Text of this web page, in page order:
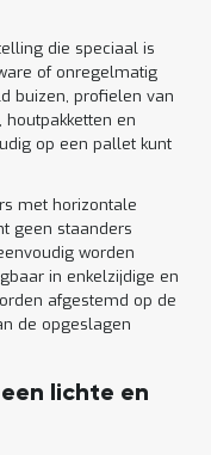
die speciaal is
of onregelmatig
buizen, profielen van
en
op een pallet kunt
met horizontale
geen staanders
worden
in enkelzijdige en
afgestemd op de
de opgeslagen
lichte en